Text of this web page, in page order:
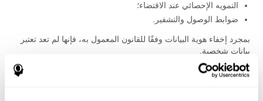
التمويه الإحصائي عند الاقتضاء؛
ضوابط الوصول والتشفير.
بمجرد إخفاء هوية البيانات وفقًا للقانون المعمول به، فإنها لم تعد تعتبر
بيانات شخصية.
المشاركة الطوعية